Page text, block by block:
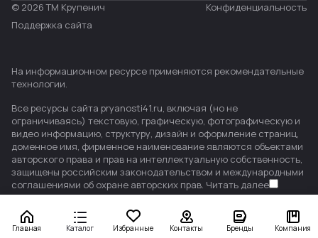
Главная Каталог Избранные Контакты Бренды Компания
© 2026 ТМ Крупенич
Конфиденциальность
Поддержка сайта
На информационном ресурсе применяются рекомендательные
технологии.
Все ресурсы сайта pryanosti41.ru, включая (но не
ограничиваясь) текстовую, графическую, фотографическую и
видео информацию, структуру, дизайн и оформление страниц,
доменное имя, фирменное наименование являются объектами
авторского права и прав на интеллектуальную собственность,
защищены российским законодательством и международными
соглашениями об охране авторских прав. Читать далее